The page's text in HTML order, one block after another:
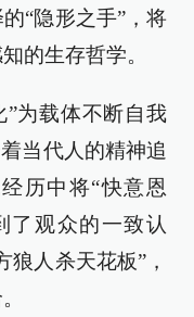
“隐形之手”，将
的生存哲学。
”为载体不断自我
当代人的精神追
历中将“快意恩
了观众的一致认
人杀天花板”，